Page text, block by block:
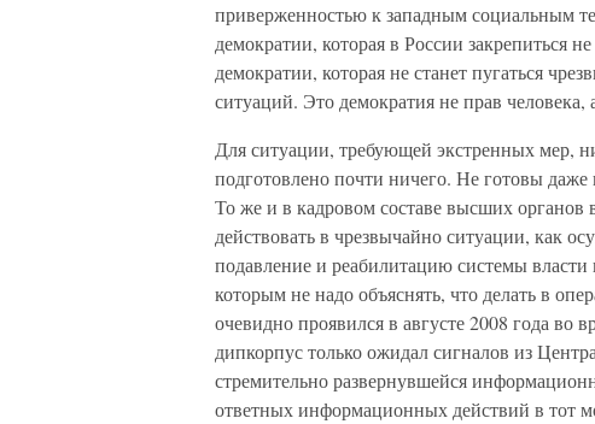
приверженностью к западным социальным
демократии, которая в России закрепиться
демократии, которая не станет пугаться
ситуаций. Это демократия не прав
Для ситуации, требующей экстренных мер,
подготовлено почти ничего. Не готовы
То же и в кадровом составе высших органов
действовать в чрезвычайно ситуации, как
подавление и реабилитацию системы
которым не надо объяснять, что делать в
очевидно проявился в августе 2008 года во
дипкорпус только ожидал сигналов из
стремительно развернувшейся
ответных информационных действий в тот